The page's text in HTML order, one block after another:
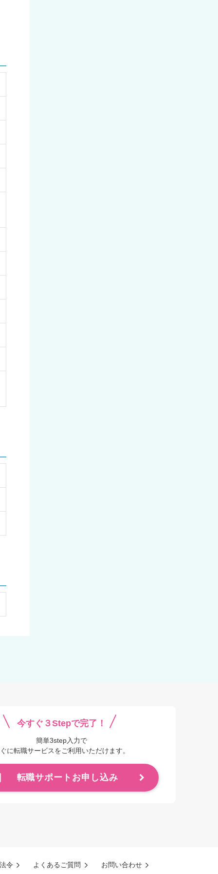
今すぐ３Stepで完了！
簡単3step入力で
に転職サービスをご利用いただけます。
転職サポートお申し込み
令 よくあるご質問 お問い合わせ